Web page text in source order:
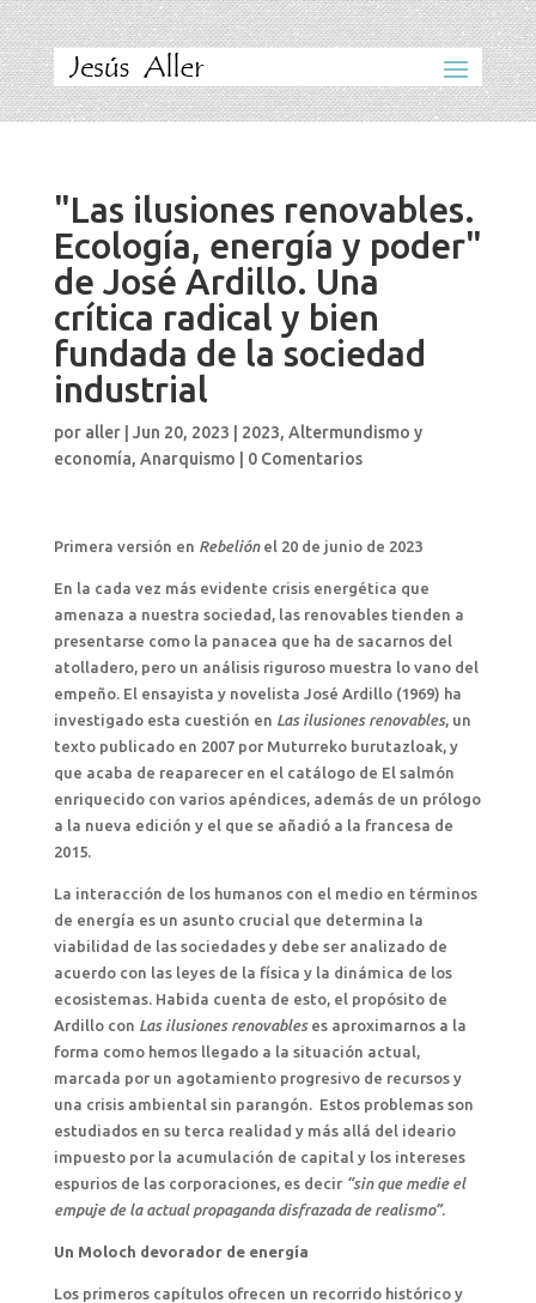
"Las ilusiones renovables.
Ecología, energía y poder"
de José Ardillo. Una
crítica radical y bien
fundada de la sociedad
industrial
por aller| Jun 20, 2023 2023, Altermundismo y
economía, Anarquismo 0 Comentarios
Primera versión en Rebeliónel 20 de junio de 2023
En la cada vez más evidente crisis energética que
amenaza a nuestra sociedad, las renovables tienden a
presentarse como la panacea que ha de sacarnos del
atolladero, pero un análisis riguroso muestra lo vano del
empeño. El ensayista y novelista José Ardillo (1969) ha
investigado esta cuestión en Las ilusiones renovables, un
texto publicado en 2007 por Muturreko burutazloak, y
que acaba de reaparecer en el catálogo de El salmón
enriquecido con varios apéndices, además de un prólogo
a la nueva edición y el que se añadió a la francesa de
2015.
La interacción de los humanos con el medio en términos
de energía es un asunto crucial que determina la
viabilidad de las sociedades y debe ser analizado de
acuerdo con las leyes de la física y la dinámica de los
ecosistemas. Habida cuenta de esto, el propósito de
Ardillo con Las ilusiones renovableses aproximarnos a la
forma como hemos llegado a la situación actual,
marcada por un agotamiento progresivo de recursos y
una crisis ambiental sin parangón. Estos problemas son
estudiados en su terca realidad y más allá del ideario
impuesto por la acumulación de capital y los intereses
espurios de las corporaciones, es decir “sin que medie el
empuje de la actual propaganda disfrazada de realismo”.
Un Moloch devorador de energía
Los primeros capítulos ofrecen un recorrido histórico y